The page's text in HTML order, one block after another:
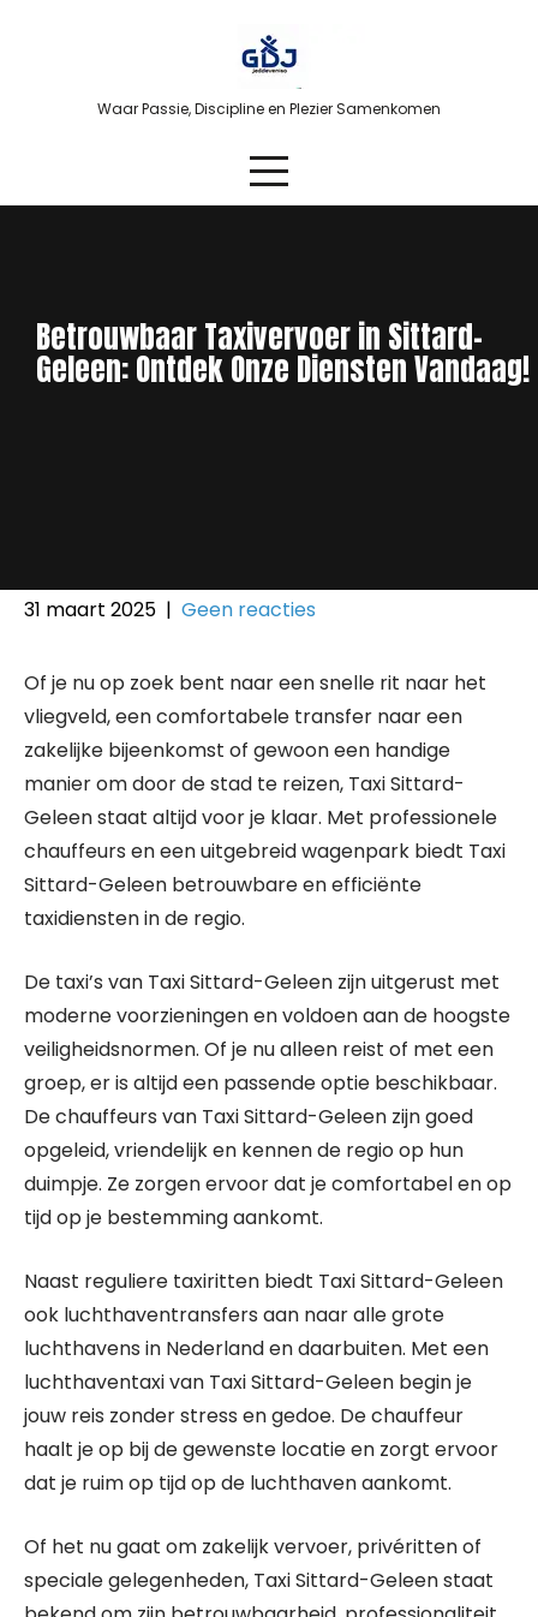
Waar Passie, Discipline en Plezier Samenkomen
Betrouwbaar Taxivervoer in Sittard-
Geleen: Ontdek Onze Diensten Vandaag!
31 maart 2025 | Geen reacties
Of je nu op zoek bent naar een snelle rit naar het
vliegveld, een comfortabele transfer naar een
zakelijke bijeenkomst of gewoon een handige
manier om door de stad te reizen, Taxi Sittard-
Geleen staat altijd voor je klaar. Met professionele
chauffeurs en een uitgebreid wagenpark biedt Taxi
Sittard-Geleen betrouwbare en efficiënte
taxidiensten in de regio.
De taxi’s van Taxi Sittard-Geleen zijn uitgerust met
moderne voorzieningen en voldoen aan de hoogste
veiligheidsnormen. Of je nu alleen reist of met een
groep, er is altijd een passende optie beschikbaar.
De chauffeurs van Taxi Sittard-Geleen zijn goed
opgeleid, vriendelijk en kennen de regio op hun
duimpje. Ze zorgen ervoor dat je comfortabel en op
tijd op je bestemming aankomt.
Naast reguliere taxiritten biedt Taxi Sittard-Geleen
ook luchthaventransfers aan naar alle grote
luchthavens in Nederland en daarbuiten. Met een
luchthaventaxi van Taxi Sittard-Geleen begin je
jouw reis zonder stress en gedoe. De chauffeur
haalt je op bij de gewenste locatie en zorgt ervoor
dat je ruim op tijd op de luchthaven aankomt.
Of het nu gaat om zakelijk vervoer, privéritten of
speciale gelegenheden, Taxi Sittard-Geleen staat